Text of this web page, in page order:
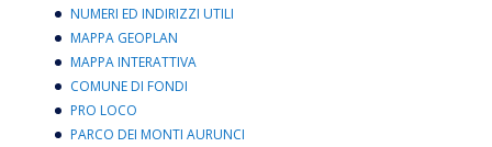
NUMERI ED INDIRIZZI UTILI
MAPPA GEOPLAN
MAPPA INTERATTIVA
COMUNE DI FONDI
PRO LOCO
PARCO DEI MONTI AURUNCI